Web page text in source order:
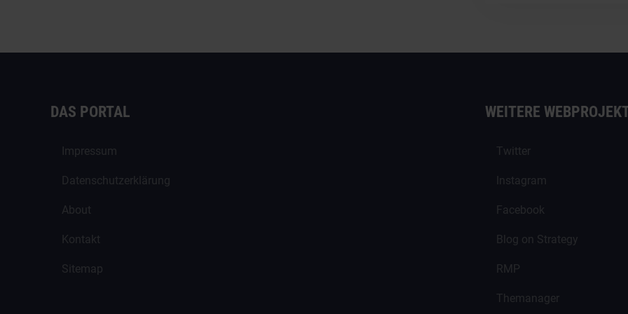
DAS PORTAL
Impressum
Datenschutzerklärung
About
Kontakt
Sitemap
WEITERE
Twitter
Instagram
Facebook
Blog on Strategy
RMP
Themanager